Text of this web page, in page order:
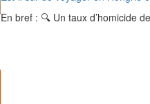
En bref : 🔍 Un taux d’homicide